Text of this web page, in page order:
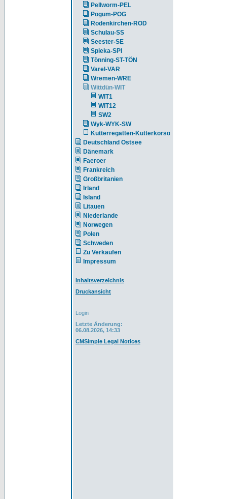
Pellworm-PEL
Pogum-POG
Rodenkirchen-ROD
Schulau-SS
Seester-SE
Spieka-SPI
Tönning-ST-TÖN
Varel-VAR
Wremen-WRE
Wittdün-WIT
WIT1
WIT12
SW2
Wyk-WYK-SW
Kutterregatten-Kutterkorso
Deutschland Ostsee
Dänemark
Faeroer
Frankreich
Großbritanien
Irland
Island
Litauen
Niederlande
Norwegen
Polen
Schweden
Zu Verkaufen
Impressum
Inhaltsverzeichnis
Druckansicht
Login
Letzte Änderung:
06.08.2026, 14:33
CMSimple Legal Notices